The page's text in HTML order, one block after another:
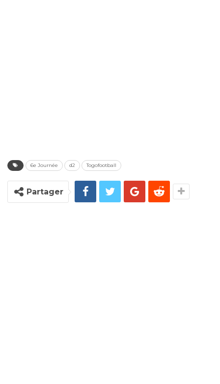
6e Journée d2 Togofootball
Partager